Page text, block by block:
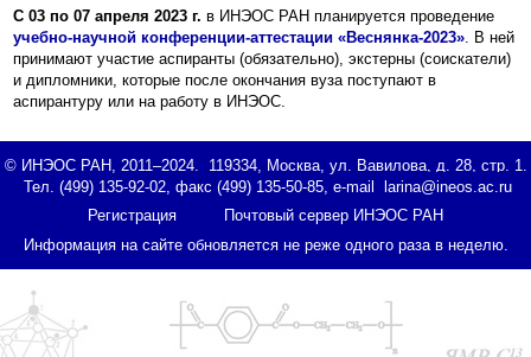
С 03 по 07 апреля 2023 г. в ИНЭОС РАН планируется проведение
учебно-научной конференции-аттестации «Веснянка-2023» . В ней
принимают участие аспиранты (обязательно), экстерны (соискатели)
и дипломники, которые после окончания вуза поступают в
аспирантуру или на работу в ИНЭОС.
© ИНЭОС РАН, 2011–2024. 119334, Москва, ул. Вавилова, д. 28, стр. 1.
Тел. (499) 135-92-02, факс (499) 135-50-85, e-mail
Регистрация
Почтовый сервер ИНЭОС РАН
Информация на сайте обновляется не реже одного раза в неделю.